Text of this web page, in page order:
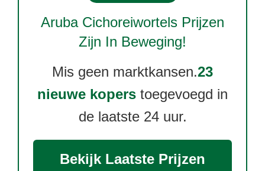
Aruba Cichoreiwortels Prijzen
Zijn In Beweging!
Mis geen marktkansen.23
nieuwe kopers toegevoegd in
de laatste 24 uur.
Bekijk Laatste Prijzen